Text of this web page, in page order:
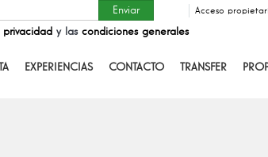
Acceso
y las condiciones generales
EXPERIENCIAS CONTACTO TRANSFER